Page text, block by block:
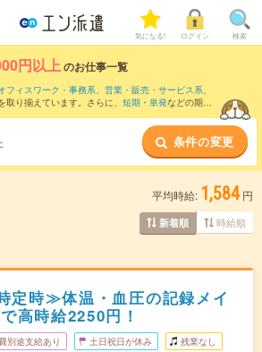
気になる! ログイン 検索
円以上のお仕事一覧
フィスワーク・事務系、 営業・販売・サービス系、
取り揃えています。さらに、 短期 ・ 単発などの期間
求人はこちら
賃金以上の求人のみを掲載しています。
条件の変更
平均時給: 1,584 円
新着順 時給順
定時≫体温・血圧の記録メイ
高時給2250円！
別途支給あり 土日祝日が休み 残業なし